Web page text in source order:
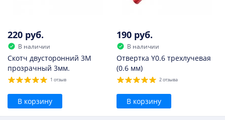
220 руб.
В наличии
Скотч двусторонний 3M
прозрачный 3мм.
1 отзыв
В корзину
190 руб.
В наличии
Отвертка Y0.6 трехлучевая
(0.6 мм)
2 отзыва
В корзину